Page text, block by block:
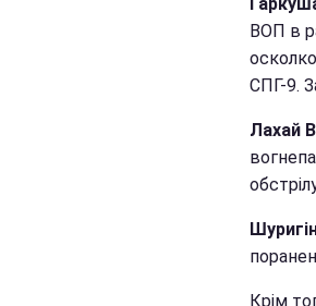
ВОП в
СПГ-9.
Лахай
Крім